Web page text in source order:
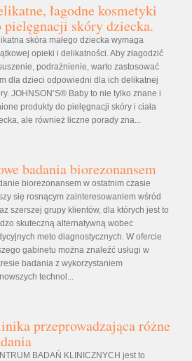
łagodne kosmetyki
pielęgnacji skóry dziecka.
skóra małego dziecka wymaga
opieki i delikatności. Aby złagodzić
podrażnienie, warto zastosować
dla dzieci odpowiedni dla ich delikatnej
JOHNSON’S® Baby to nie tylko znane i
produkty do pielęgnacji skóry i ciała
ale również liczne porady zna...
badania biorezonansem
biorezonansem w ostatnim czasie
się rosnącym zainteresowaniem wśród
szerszej grupy klientów, dla których jest to
skuteczną alternatywną wobec
meto diagnostycznych. W ofercie
gabinetu można znaleźć usługi w
badania z wykorzystaniem
technol...
przeprowadzająca różne
BADAŃ KLINICZNYCH jest to